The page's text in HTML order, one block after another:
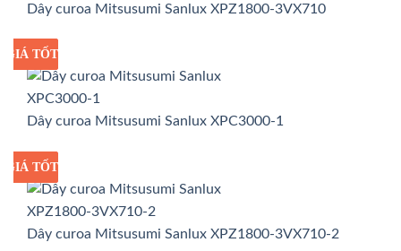
Dây curoa Mitsusumi Sanlux XPZ1800-3VX710
GIÁ SỈ
GIÁ TỐT
Dây curoa Mitsusumi Sanlux XPC3000-1
GIÁ SỈ
GIÁ TỐT
Dây curoa Mitsusumi Sanlux XPZ1800-3VX710-2